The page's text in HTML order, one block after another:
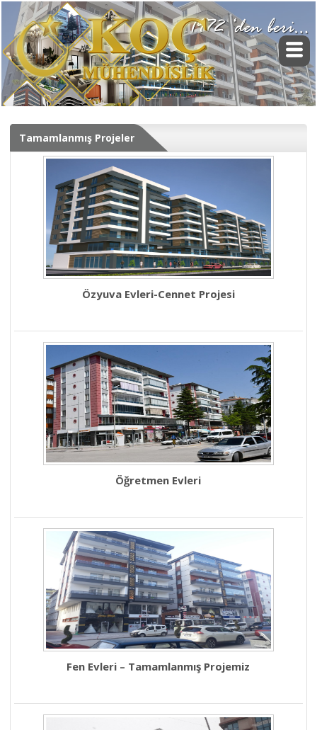
Tamamlanmış Projeler
Özyuva Evleri-Cennet Projesi
Öğretmen Evleri
Fen Evleri – Tamamlanmış Projemiz